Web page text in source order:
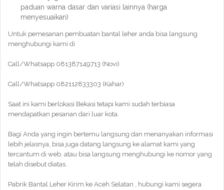
paduan warna dasar dan variasi lainnya (harga
menyesuaikan)
Untuk pemesanan pembuatan bantal leher anda bisa langsung
menghubungi kami di
Call/Whatsapp 081387149713 (Novi)
Call/Whatsapp 082112833303 (Kahar)
Saat ini kami berlokasi Bekasi tetapi kami sudah terbiasa
mendapatkan pesanan dari luar kota.
Bagi Anda yang ingin bertemu langsung dan menanyakan informasi
lebih jelasnya, bisa juga datang langsung ke alamat kami yang
tercantum di web. atau bisa langsung menghubungi ke nomor yang
telah disebut diatas.
Pabrik Bantal Leher Kirim ke Aceh Selatan , hubungi kami segera